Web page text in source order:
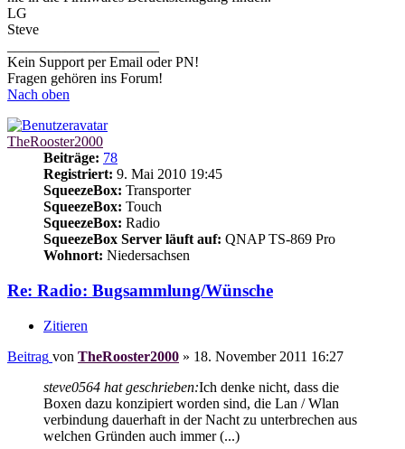
LG
Steve
Kein Support per Email oder PN!
Fragen gehören ins Forum!
Nach oben
TheRooster2000
Beiträge: 78
Registriert: 9. Mai 2010 19:45
SqueezeBox: Transporter
SqueezeBox: Touch
SqueezeBox: Radio
SqueezeBox Server läuft auf: QNAP TS-869 Pro
Wohnort: Niedersachsen
Re: Radio: Bugsammlung/Wünsche
Zitieren
Beitrag von TheRooster2000 » 18. November 2011 16:27
steve0564 hat geschrieben:Ich denke nicht, dass die
Boxen dazu konzipiert worden sind, die Lan / Wlan
verbindung dauerhaft in der Nacht zu unterbrechen aus
welchen Gründen auch immer (...)